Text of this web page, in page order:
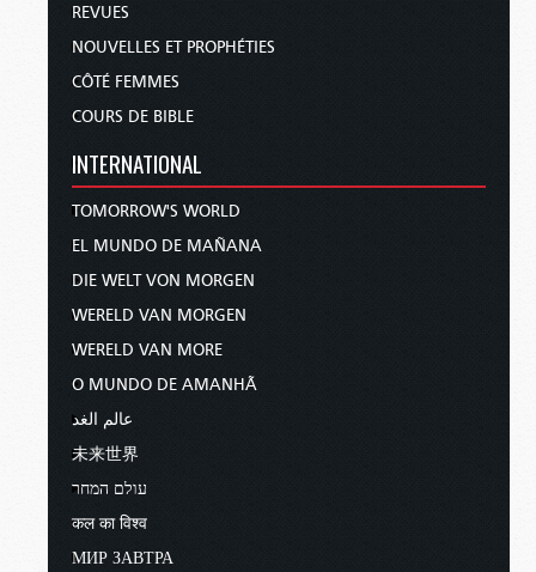
REVUES
NOUVELLES ET PROPHÉTIES
CÔTÉ FEMMES
COURS DE BIBLE
INTERNATIONAL
TOMORROW'S WORLD
EL MUNDO DE MAÑANA
DIE WELT VON MORGEN
WERELD VAN MORGEN
WERELD VAN MORE
O MUNDO DE AMANHÃ
عالم الغد
未来世界
עולם המחר
कल का विश्व
МИР ЗАВТРА